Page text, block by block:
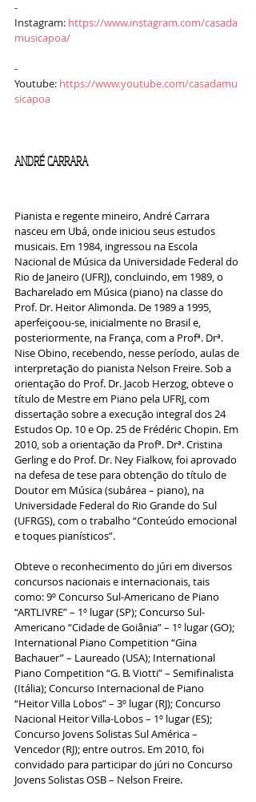
-
Instagram: https://www.instagram.com/casada
musicapoa/
-
Youtube: https://www.youtube.com/casadamu
sicapoa
ANDRÉ CARRARA
Pianista e regente mineiro, André Carrara
nasceu em Ubá, onde iniciou seus estudos
musicais. Em 1984, ingressou na Escola
Nacional de Música da Universidade Federal do
Rio de Janeiro (UFRJ), concluindo, em 1989, o
Bacharelado em Música (piano) na classe do
Prof. Dr. Heitor Alimonda. De 1989 a 1995,
aperfeiçoou-se, inicialmente no Brasil e,
posteriormente, na França, com a Profª. Drª.
Nise Obino, recebendo, nesse período, aulas de
interpretação do pianista Nelson Freire. Sob a
orientação do Prof. Dr. Jacob Herzog, obteve o
título de Mestre em Piano pela UFRJ, com
dissertação sobre a execução integral dos 24
Estudos Op. 10 e Op. 25 de Frédéric Chopin. Em
2010, sob a orientação da Profª. Drª. Cristina
Gerling e do Prof. Dr. Ney Fialkow, foi aprovado
na defesa de tese para obtenção do título de
Doutor em Música (subárea – piano), na
Universidade Federal do Rio Grande do Sul
(UFRGS), com o trabalho “Conteúdo emocional
e toques pianísticos”.
Obteve o reconhecimento do júri em diversos
concursos nacionais e internacionais, tais
como: 9º Concurso Sul-Americano de Piano
“ARTLIVRE” – 1º lugar (SP); Concurso Sul-
Americano “Cidade de Goiânia” – 1º lugar (GO);
International Piano Competition “Gina
Bachauer” – Laureado (USA); International
Piano Competition “G. B. Viotti” – Semifinalista
(Itália); Concurso Internacional de Piano
“Heitor Villa Lobos” – 3º lugar (RJ); Concurso
Nacional Heitor Villa-Lobos – 1º lugar (ES);
Concurso Jovens Solistas Sul América –
Vencedor (RJ); entre outros. Em 2010, foi
convidado para participar do júri no Concurso
Jovens Solistas OSB – Nelson Freire.